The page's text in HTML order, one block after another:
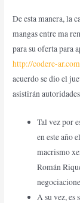
De esta manera, la
mangas entre ma
para su oferta para
http://codere-
acuerdo se dio el
asistirán
Tal vez por
en este año
macrismo
Román
A su vez, es